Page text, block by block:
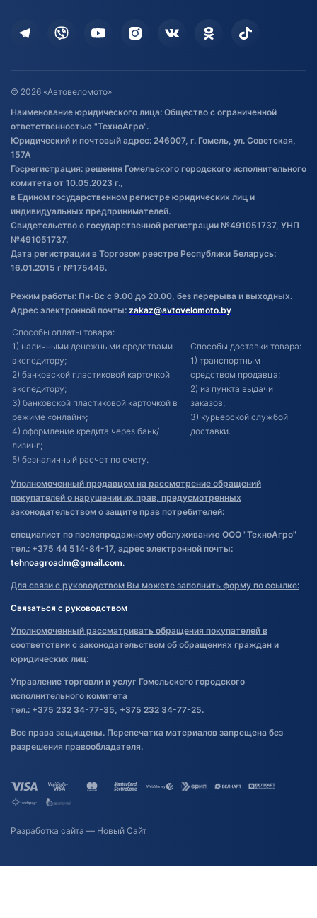
Дополнительные услуги
Оставить отзыв
Договор публичной оферты
Обработка файлов cookie
Постановка транспорта на учет
Обновления в ЭПТС 2024
© 2026 «Автовеломото»
Наименование юридического лица: Общество с ограниченной
ответственностью "ТехноАгро".
Юридический и почтовый адрес: 246007, г. Гомель, ул. Советская,
157А
Госрегистрация: решения Гомельского городского исполнительного
комитета от 10.05.2023 г.,
в Едином государственном регистре юридических лиц и
индивидуальных предпринимателей.
Свидетельство о государственной регистрации №491051737, УНП
№491051737.
Дата регистрации в Торговом реестре Республики Беларусь:
16.01.2015 г №175446.
Режим работы: Пн-Вс с 9.00 до 20.00, без перерыва и выходных.
Адрес электронной почты: zakaz@avtovelomoto.by
Способы оплаты товара:
1) наличными денежными средствами
экспедитору;
2) банковской пластиковой карточкой
экспедитору;
3) банковской пластиковой карточкой в
режиме «онлайн»;
4) оформление кредита через банк/
лизинг;
5) безналичный расчет по счету.
Способы доставки товара:
1) транспортным
средством продавца;
2) из пункта выдачи
заказов;
3) курьерской службой
доставки.
Уполномоченный продавцом на рассмотрение обращений
покупателей о нарушении их прав, предусмотренных
законодательством о защите прав потребителей:
специалист по послепродажному обслуживанию ООО "ТехноАгро"
тел.: +375 44 514-84-17, адрес электронной почты:
tehnoagroadm@gmail.com.
Для связи с руководством Вы можете заполнить форму по ссылке:
Связаться с руководством
Уполномоченный рассматривать обращения покупателей в
соответствии с законодательством об обращениях граждан и
юридических лиц:
Управление торговли и услуг Гомельского городского
исполнительного комитета
тел.: +375 232 34-77-35, +375 232 34-77-25.
Все права защищены. Перепечатка материалов запрещена без
разрешения правообладателя.
Разработка сайта — Новый Сайт